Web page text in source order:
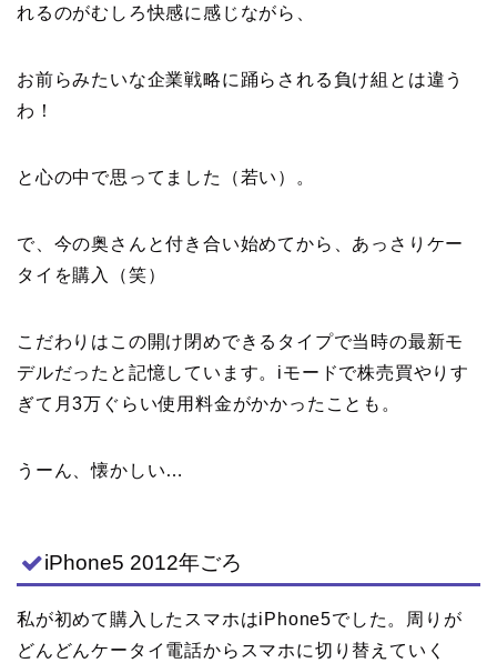
れるのがむしろ快感に感じながら、
お前らみたいな企業戦略に踊らされる負け組とは違う
わ！
と心の中で思ってました（若い）。
で、今の奥さんと付き合い始めてから、あっさりケー
タイを購入（笑）
こだわりはこの開け閉めできるタイプで当時の最新モ
デルだったと記憶しています。iモードで株売買やりす
ぎて月3万ぐらい使用料金がかかったことも。
うーん、懐かしい…
iPhone5 2012年ごろ
私が初めて購入したスマホはiPhone5でした。周りが
どんどんケータイ電話からスマホに切り替えていく